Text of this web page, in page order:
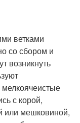
ветками
со сбором и
возникнуть
с корой,
или мешковиной,